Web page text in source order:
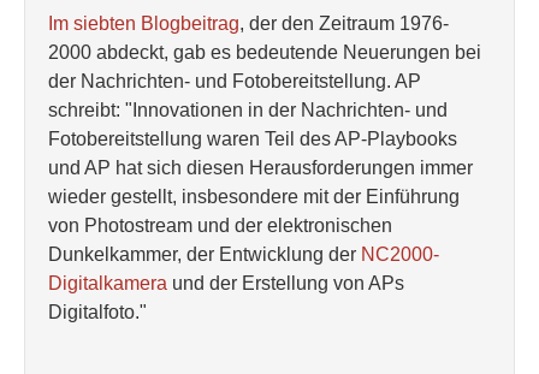
Im siebten Blogbeitrag, der den Zeitraum 1976-
2000 abdeckt, gab es bedeutende Neuerungen bei
der Nachrichten- und Fotobereitstellung. AP
schreibt: "Innovationen in der Nachrichten- und
Fotobereitstellung waren Teil des AP-Playbooks
und AP hat sich diesen Herausforderungen immer
wieder gestellt, insbesondere mit der Einführung
von Photostream und der elektronischen
Dunkelkammer, der Entwicklung der NC2000-
Digitalkamera und der Erstellung von APs
Digitalfoto."